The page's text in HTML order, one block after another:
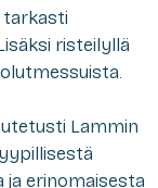
tarkasti
risteilyllä
Lammin
ja erinomaisesta